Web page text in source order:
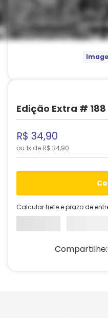
Edição Extra # 188
R$ 34,90
ou 1x de R$ 34,90
Calcular frete e prazo de
Compartilhe: